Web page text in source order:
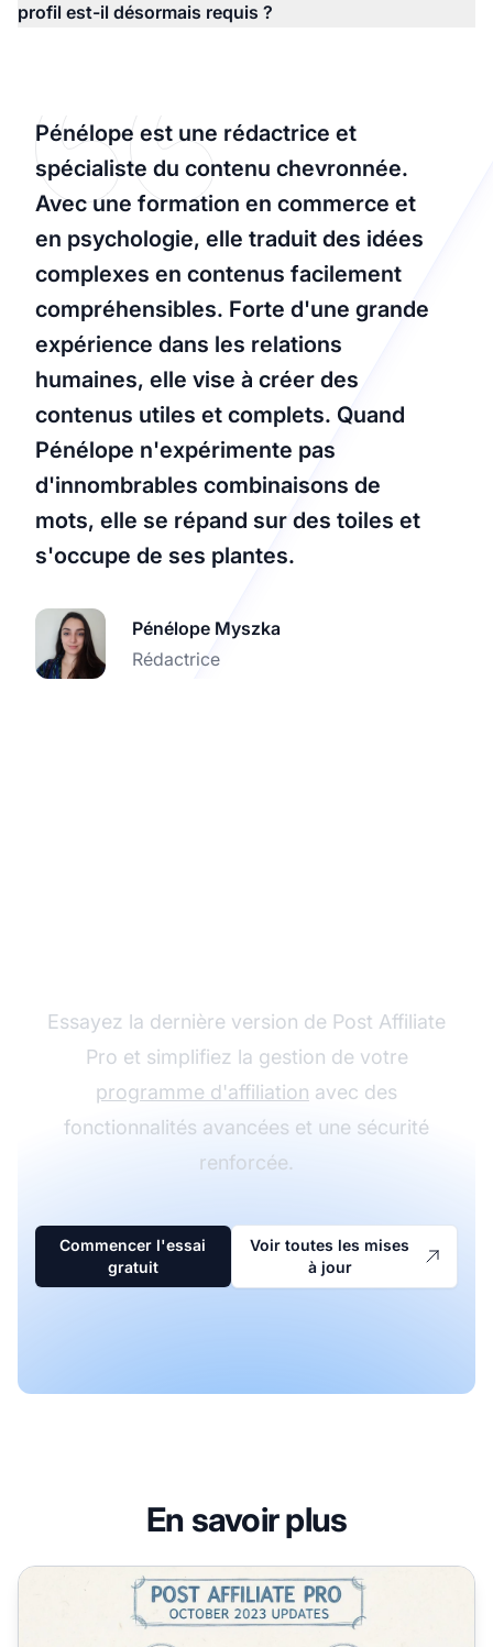
profil est-il désormais requis ?
Pénélope est une rédactrice et
spécialiste du contenu chevronnée.
Avec une formation en commerce et
en psychologie, elle traduit des idées
complexes en contenus facilement
compréhensibles. Forte d'une grande
expérience dans les relations
humaines, elle vise à créer des
contenus utiles et complets. Quand
Pénélope n'expérimente pas
d'innombrables combinaisons de
mots, elle se répand sur des toiles et
s'occupe de ses plantes.
Pénélope Myszka
Rédactrice
Essayez la dernière version de Post Affiliate
Pro et simplifiez la gestion de votre
programme d'affiliation avec des
fonctionnalités avancées et une sécurité
renforcée.
Commencer l'essai
gratuit
Voir toutes les mises
à jour
En savoir plus
Mises à jour de Post Affiliate Pro en octobre 2023 :